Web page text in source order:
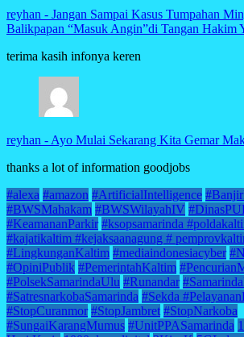
reyhan - Jangan Sampai Kasus Tumpahan
Balikpapan “Masuk Angin”di Tangan Hakim
terima kasih infonya keren
reyhan - Ayo Mulai Sekarang Kita Gemar
thanks a lot of information goodjobs
#alexa #amazon #ArtificialIntelligence
#BWSMahakam #BWSWilayahIV
#KeamananParkir #ksopsamarinda
#kajatikaltim #kejaksaanagung #
#LingkunganKaltim #mediaindonesiacyber
#OpiniPublik #PemerintahKaltim
#PolsekSamarindaUlu #Runandar
#SatresnarkobaSamarinda #Sekda
#StopCuranmor #StopJambret #StopNarkoba
#SungaiKarangMumus #UnitPPASamarinda